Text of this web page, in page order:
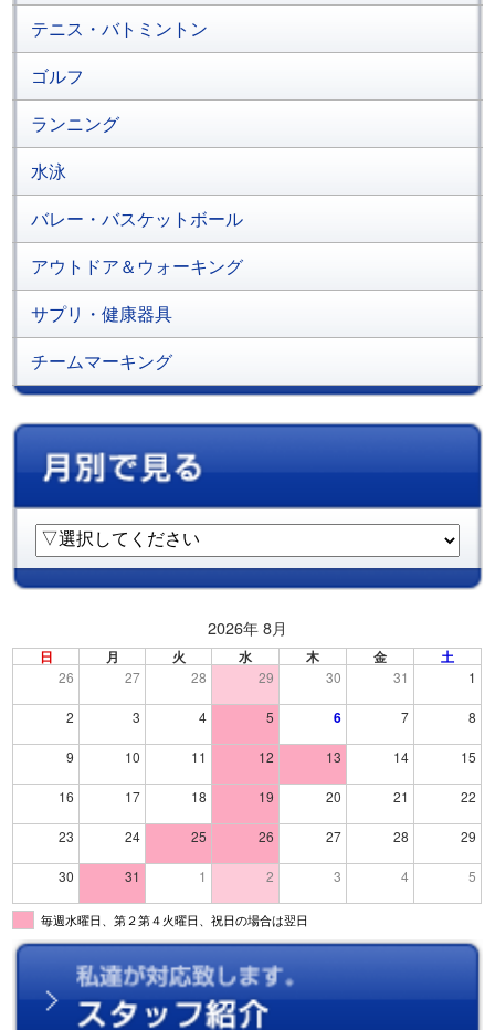
テニス・バトミントン
ゴルフ
ランニング
水泳
バレー・バスケットボール
アウトドア＆ウォーキング
サプリ・健康器具
チームマーキング
2026年 8月
日 月 火 水 木 金 土
26 27 28 29 30 31 1
2 3 4 5 6 7 8
9 10 11 12 13 14 15
16 17 18 19 20 21 22
23 24 25 26 27 28 29
30 31 1 2 3 4 5
毎週水曜日、第２第４火曜日、祝日の場合は翌日